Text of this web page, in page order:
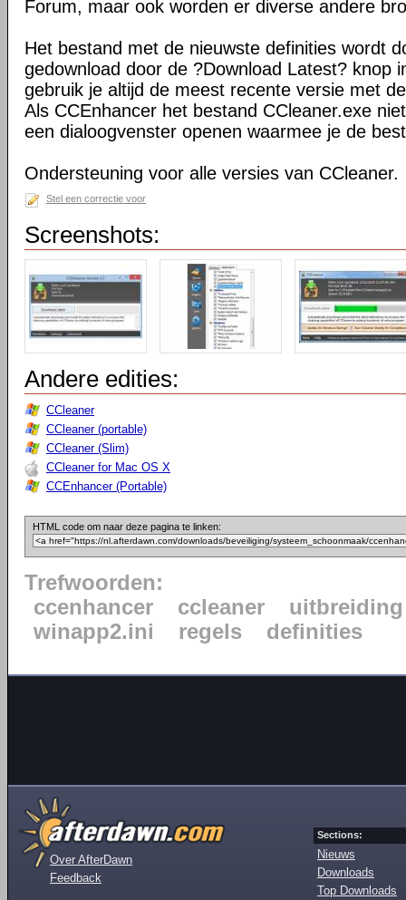
Forum, maar ook worden er diverse andere
Het bestand met de nieuwste definities wordt
gedownload door de ?Download Latest? knop
gebruik je altijd de meest recente versie met
Als CCEnhancer het bestand CCleaner.exe
een dialoogvenster openen waarmee je de
Ondersteuning voor alle versies van CCleaner.
Stel een correctie voor
Screenshots:
Andere edities:
CCleaner
CCleaner (portable)
CCleaner (Slim)
CCleaner for Mac OS X
CCEnhancer (Portable)
HTML code om naar deze pagina te linken:
Trefwoorden:
ccenhancer
ccleaner
uitbreiding
winapp2.ini
regels definities
Over AfterDawn
Feedback
Sections:
Nieuws
Downloads
Top Downloads